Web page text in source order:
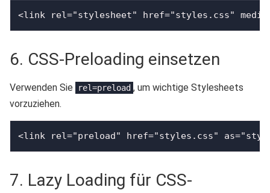
<link rel="stylesheet" href="styles.css"
6. CSS-Preloading einsetzen
Verwenden Sie rel=preload , um wichtige Stylesheets
vorzuziehen.
<link rel="preload" href="styles.css"
7. Lazy Loading für CSS-